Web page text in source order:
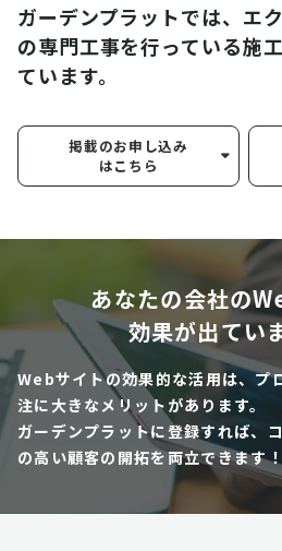
ガーデンプラットでは、エ
の専門工事を行っている施
ています。
掲載のお申し込み
はこちら
あなたの会社の
効果が出てい
Webサイトの効果的な活用は、プ
注に大きなメリットがあります。
ガーデンプラットに登録すれば、
の高い顧客の開拓を両立できます！